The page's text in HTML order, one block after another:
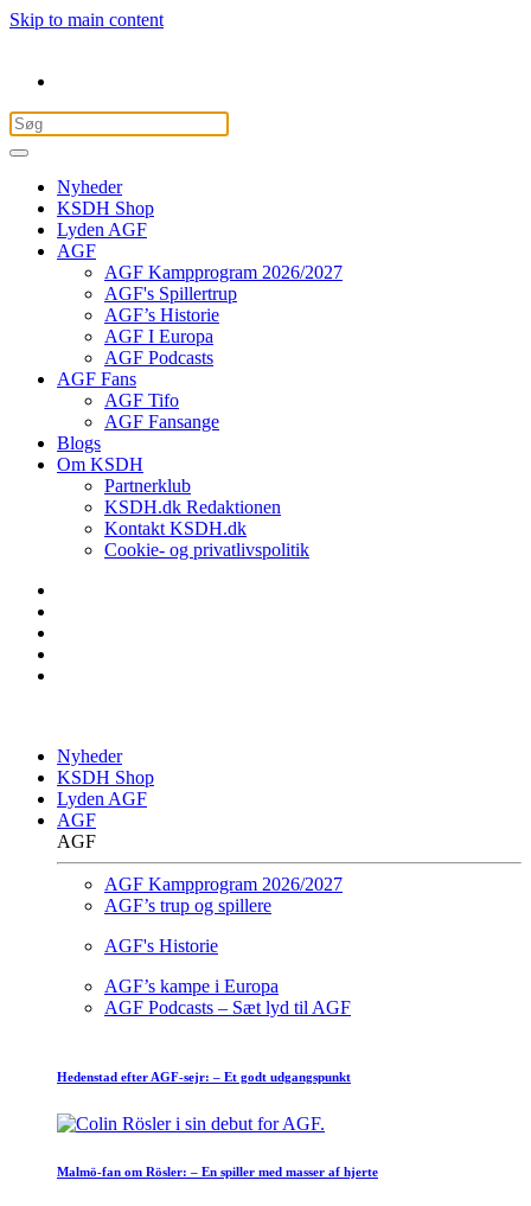
Skip to main content
Nyheder
KSDH Shop
Lyden AGF
AGF
AGF Kampprogram 2026/2027
AGF's Spillertrup
AGF’s Historie
AGF I Europa
AGF Podcasts
AGF Fans
AGF Tifo
AGF Fansange
Blogs
Om KSDH
Partnerklub
KSDH.dk Redaktionen
Kontakt KSDH.dk
Cookie- og privatlivspolitik
Nyheder
KSDH Shop
Lyden AGF
AGF
AGF
AGF Kampprogram 2026/2027
AGF’s trup og spillere
AGF's Historie
AGF’s kampe i Europa
AGF Podcasts – Sæt lyd til AGF
Hedenstad efter AGF-sejr: – Et godt udgangspunkt
Malmö-fan om Rösler: – En spiller med masser af hjerte